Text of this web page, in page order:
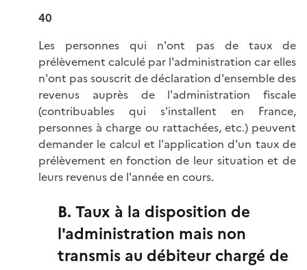
40
Les personnes qui n'ont pas de taux de
prélèvement calculé par l'administration car elles
n'ont pas souscrit de déclaration d'ensemble des
revenus auprès de l'administration fiscale
(contribuables qui s'installent en France,
personnes à charge ou rattachées, etc.) peuvent
demander le calcul et l'application d'un taux de
prélèvement en fonction de leur situation et de
leurs revenus de l'année en cours.
B. Taux à la disposition de
l'administration mais non
transmis au débiteur chargé de